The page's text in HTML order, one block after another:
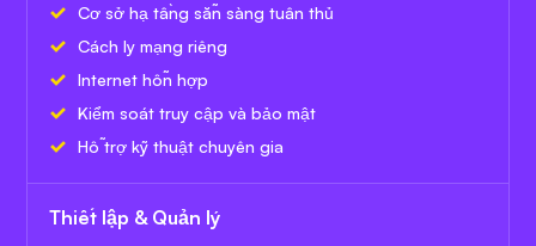
Cơ sở hạ tầng sẵn sàng tuân thủ
Cách ly mạng riêng
Internet hỗn hợp
Kiểm soát truy cập và bảo mật
Hỗ trợ kỹ thuật chuyên gia
Thiết lập & Quản lý